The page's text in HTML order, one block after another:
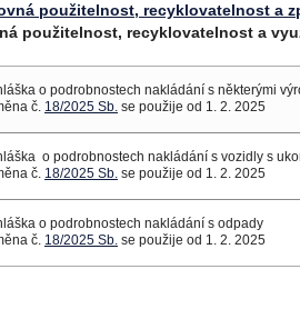
použitelnost, recyklovatelnost a
použitelnost, recyklovatelnost a
o podrobnostech nakládání s některými
č. 18/2025 Sb. se použije od 1. 2. 2025
o podrobnostech nakládání s vozidly s
č. 18/2025 Sb. se použije od 1. 2. 2025
o podrobnostech nakládání s odpady
č. 18/2025 Sb. se použije od 1. 2. 2025